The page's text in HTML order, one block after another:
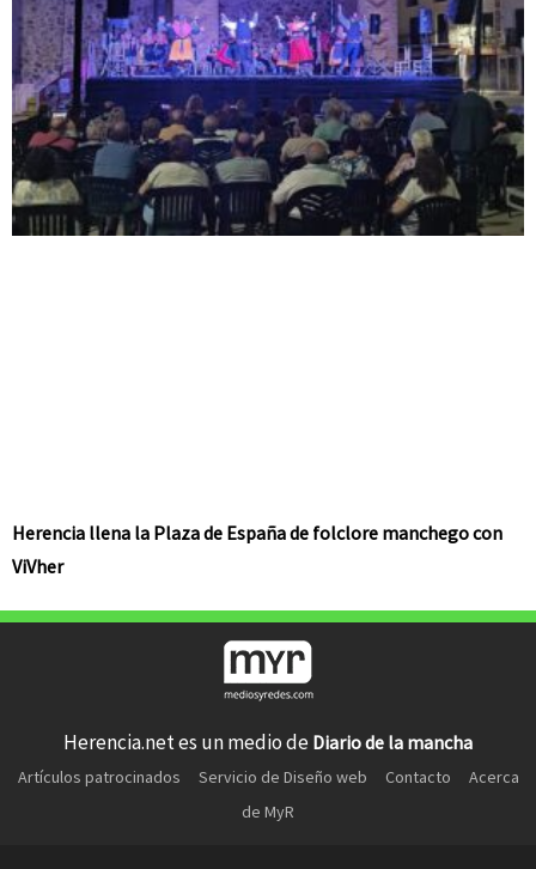
Herencia llena la Plaza de España de folclore manchego con
ViVher
Herencia.net es un medio de Diario de la mancha
Artículos patrocinados Servicio de Diseño web Contacto
Acerca
de MyR